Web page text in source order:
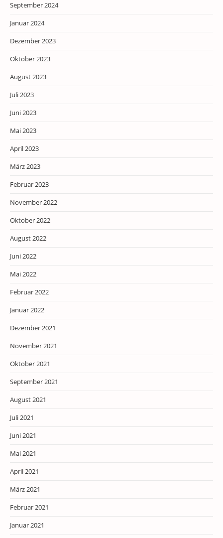
September 2024
Januar 2024
Dezember 2023
Oktober 2023
August 2023
Juli 2023
Juni 2023
Mai 2023
April 2023
März 2023
Februar 2023
November 2022
Oktober 2022
August 2022
Juni 2022
Mai 2022
Februar 2022
Januar 2022
Dezember 2021
November 2021
Oktober 2021
September 2021
August 2021
Juli 2021
Juni 2021
Mai 2021
April 2021
März 2021
Februar 2021
Januar 2021